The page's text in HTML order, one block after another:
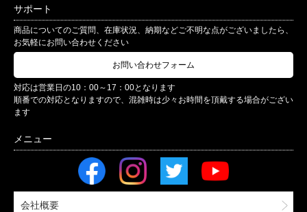
サポート
商品についてのご質問、在庫状況、納期などご不明な点がございましたら、
お気軽にお問い合わせください
お問い合わせフォーム
対応は営業日の10：00～17：00となります
順番での対応となりますので、混雑時は少々お時間を頂戴する場合がござい
ます
会社概要